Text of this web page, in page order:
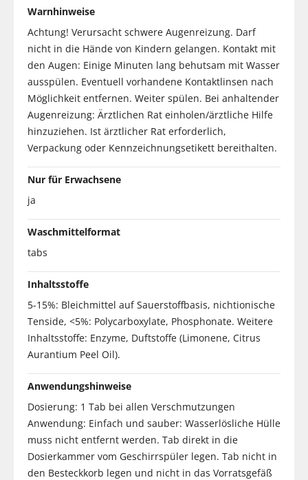
Warnhinweise
Achtung! Verursacht schwere Augenreizung. Darf
nicht in die Hände von Kindern gelangen. Kontakt mit
den Augen: Einige Minuten lang behutsam mit Wasser
ausspülen. Eventuell vorhandene Kontaktlinsen nach
Möglichkeit entfernen. Weiter spülen. Bei anhaltender
Augenreizung: Ärztlichen Rat einholen/ärztliche Hilfe
hinzuziehen. Ist ärztlicher Rat erforderlich,
Verpackung oder Kennzeichnungsetikett bereithalten.
Nur für Erwachsene
ja
Waschmittelformat
tabs
Inhaltsstoffe
5-15%: Bleichmittel auf Sauerstoffbasis, nichtionische
Tenside, <5%: Polycarboxylate, Phosphonate. Weitere
Inhaltsstoffe: Enzyme, Duftstoffe (Limonene, Citrus
Aurantium Peel Oil).
Anwendungshinweise
Dosierung: 1 Tab bei allen Verschmutzungen
Anwendung: Einfach und sauber: Wasserlösliche Hülle
muss nicht entfernt werden. Tab direkt in die
Dosierkammer vom Geschirrspüler legen. Tab nicht in
den Besteckkorb legen und nicht in das Vorratsgefäß